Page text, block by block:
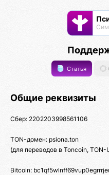
Статья
Общие реквизиты
Сбер: 2202203998561106
TON-домен: psiona.ton
(для переводов в Toncoin,
Bitcoin: